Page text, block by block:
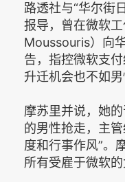
路透社与“华尔街
报导，曾在微软
Moussouris）向
告，指控微软支
升迁机会也不如男
摩苏里并说，她
的男性抢走，主
度和行事作风”。
所有受雇于微软的